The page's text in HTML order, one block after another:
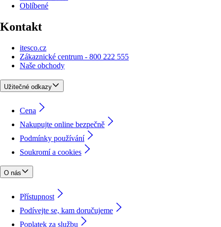
Oblíbené
Kontakt
itesco.cz
Zákaznické centrum - 800 222 555
Naše obchody
Užitečné odkazy
Cena
Nakupujte online bezpečně
Podmínky používání
Soukromí a cookies
O nás
Přístupnost
Podívejte se, kam doručujeme
Poplatek za službu